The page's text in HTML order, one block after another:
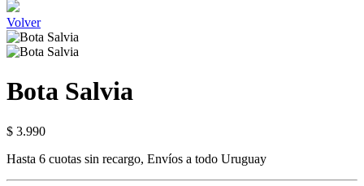
Volver
Bota Salvia
$ 3.990
Hasta 6 cuotas sin recargo, Envíos a todo Uruguay